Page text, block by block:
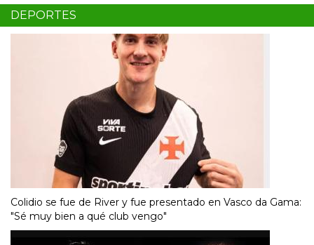
DEPORTES
Colidio se fue de River y fue presentado en Vasco da Gama:
"Sé muy bien a qué club vengo"